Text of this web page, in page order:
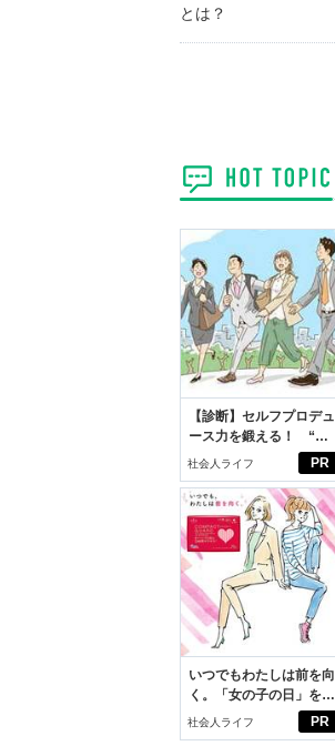
とは？
PR
【診断】セルフプロデュ
ース力を鍛える！ “ジ
ブン観”診断
社会人ライフ
PR
いつでもわたしは前を向
く。「女の子の日」を前
向きに♪社会人エリ・大
社会人ライフ